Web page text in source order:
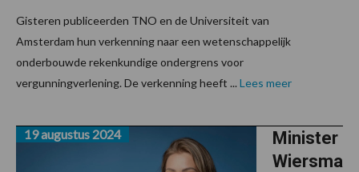
Gisteren publiceerden TNO en de Universiteit van
Amsterdam hun verkenning naar een weten­schap­pelijk
onderbouwde rekenkundige ondergrens voor
vergunningverlening. De verkenning heeft ... Lees meer
Minister
Wiersma
19 augustus 2024